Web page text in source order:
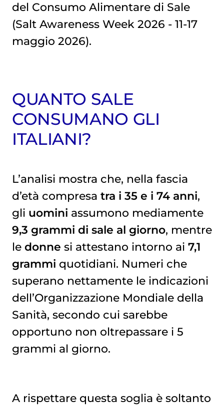
del Consumo Alimentare di Sale
(Salt Awareness Week 2026 - 11-17
maggio 2026).
QUANTO SALE
CONSUMANO GLI
ITALIANI?
L’analisi mostra che, nella fascia
d’età compresa tra i 35 e i 74 anni,
gli uomini assumono mediamente
9,3 grammi di sale al giorno, mentre
le donne si attestano intorno ai 7,1
grammi quotidiani. Numeri che
superano nettamente le indicazioni
dell’Organizzazione Mondiale della
Sanità, secondo cui sarebbe
opportuno non oltrepassare i 5
grammi al giorno.
A rispettare questa soglia è soltanto